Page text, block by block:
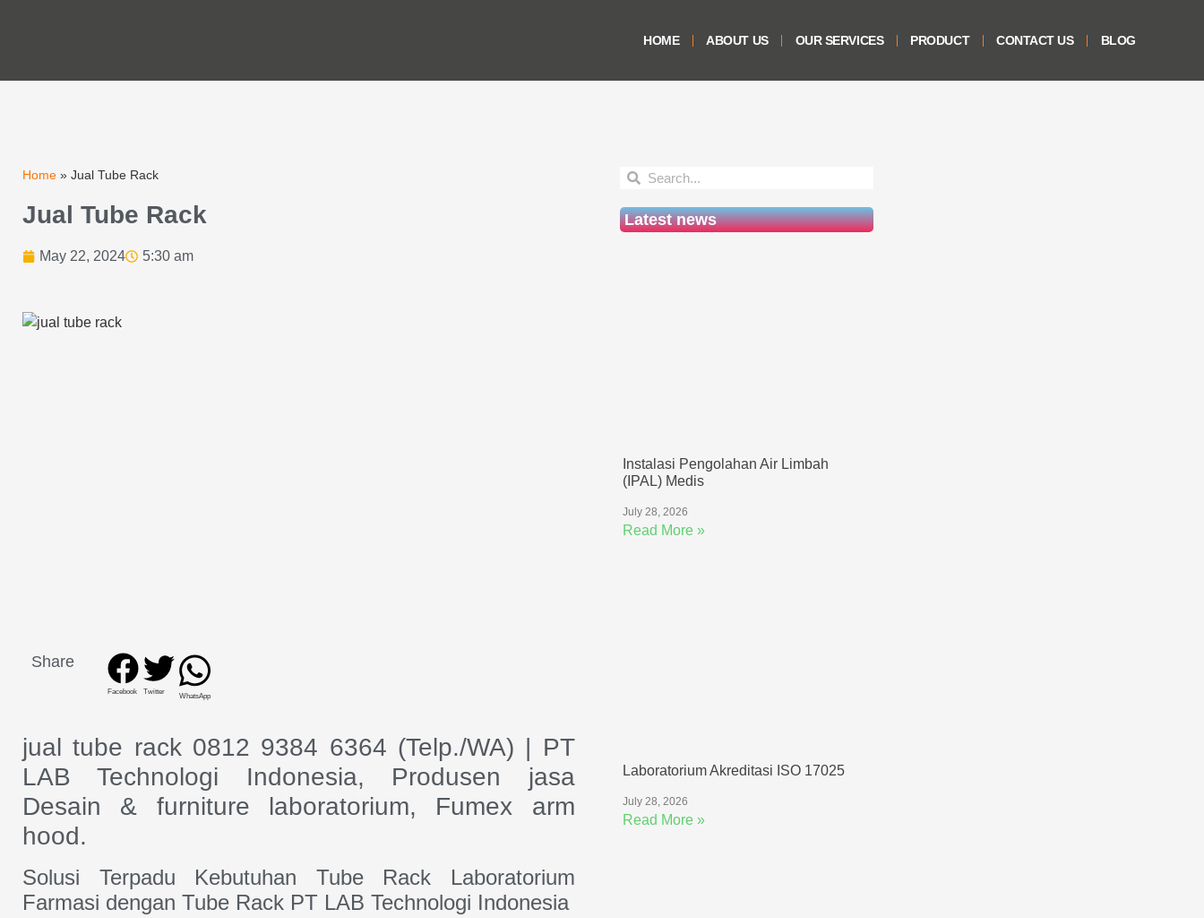
HOME ABOUT US OUR SERVICES PRODUCT CONTACT US BLOG
Home » Jual Tube Rack
Jual Tube Rack
May 22, 2024 5:30 am
Share
Facebook Twitter
WhatsApp
jual tube rack 0812 9384 6364 (Telp./WA) | PT
LAB Technologi Indonesia, Produsen jasa
Desain & furniture laboratorium, Fumex arm
hood.
Solusi Terpadu Kebutuhan Tube Rack Laboratorium
Farmasi dengan Tube Rack PT LAB Technologi Indonesia
Latest news
Instalasi Pengolahan Air Limbah
(IPAL) Medis
July 28, 2026
Read More »
Laboratorium Akreditasi ISO 17025
July 28, 2026
Read More »